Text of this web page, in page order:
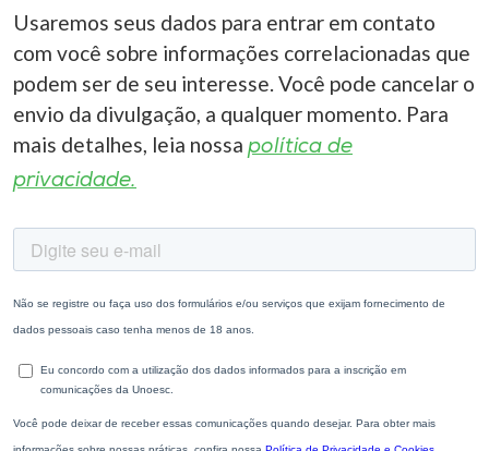
Usaremos seus dados para entrar em contato
com você sobre informações correlacionadas que
podem ser de seu interesse. Você pode cancelar o
envio da divulgação, a qualquer momento. Para
mais detalhes, leia nossa política de
privacidade.